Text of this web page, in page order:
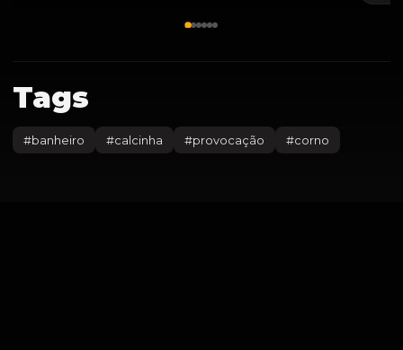
Tags
#banheiro #calcinha #provocação #corno